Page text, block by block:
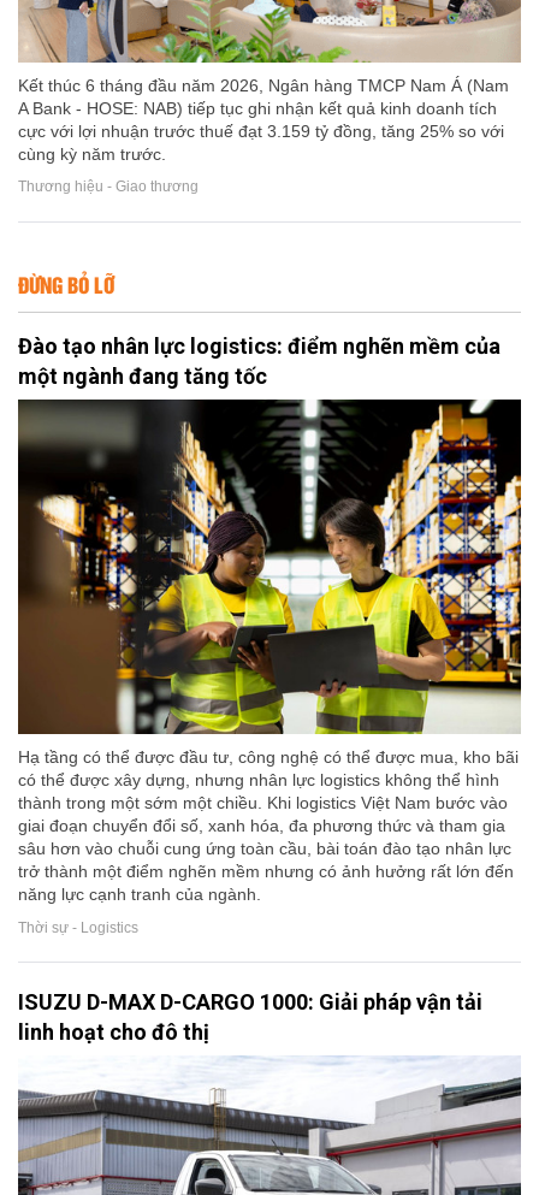
Kết thúc 6 tháng đầu năm 2026, Ngân hàng TMCP Nam Á (Nam
A Bank - HOSE: NAB) tiếp tục ghi nhận kết quả kinh doanh tích
cực với lợi nhuận trước thuế đạt 3.159 tỷ đồng, tăng 25% so với
cùng kỳ năm trước.
Thương hiệu - Giao thương
ĐỪNG BỎ LỠ
Đào tạo nhân lực logistics: điểm nghẽn mềm của
một ngành đang tăng tốc
Hạ tầng có thể được đầu tư, công nghệ có thể được mua, kho bãi
có thể được xây dựng, nhưng nhân lực logistics không thể hình
thành trong một sớm một chiều. Khi logistics Việt Nam bước vào
giai đoạn chuyển đổi số, xanh hóa, đa phương thức và tham gia
sâu hơn vào chuỗi cung ứng toàn cầu, bài toán đào tạo nhân lực
trở thành một điểm nghẽn mềm nhưng có ảnh hưởng rất lớn đến
năng lực cạnh tranh của ngành.
Thời sự - Logistics
ISUZU D-MAX D-CARGO 1000: Giải pháp vận tải
linh hoạt cho đô thị